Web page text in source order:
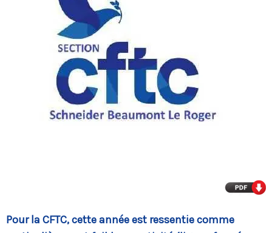
Pour la CFTC, cette année est ressentie comme